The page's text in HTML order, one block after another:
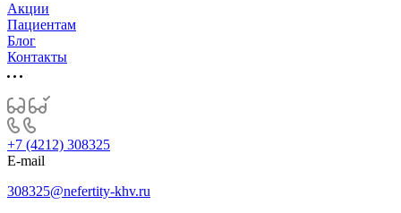
Акции
Пациентам
Блог
Контакты
+7 (4212) 308325
E-mail
308325@nefertity-khv.ru